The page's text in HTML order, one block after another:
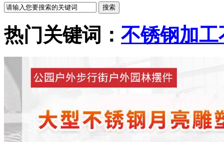
热门关键词： 不锈钢加工